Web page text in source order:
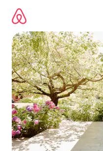
sadržaj